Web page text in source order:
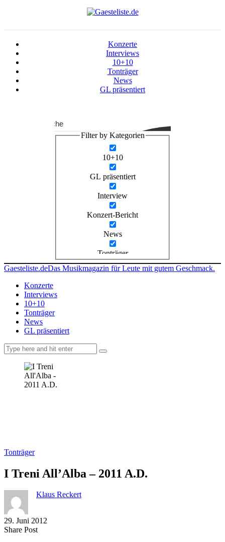
Konzerte
Interviews
10+10
Tonträger
News
GL präsentiert
Suche
Filter by Kategorien
10+10
GL präsentiert
Interview
Konzert-Bericht
News
Tonträger
Gaesteliste.deDas Musikmagazin für Leute mit gutem Geschmack.
Konzerte
Interviews
10+10
Tonträger
News
GL präsentiert
Tonträger
I Treni All’Alba – 2011 A.D.
Klaus Reckert
29. Juni 2012
Share PostShare
Copy
Send